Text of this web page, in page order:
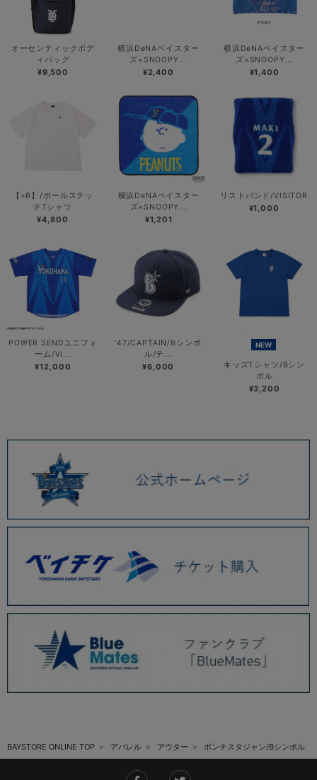
オーセンティックボデ
ィバッグ
¥9,500
横浜DeNAベイスター
ズ×SNOOPY...
¥2,400
横浜DeNAベイスター
ズ×SNOOPY...
¥1,400
【+B】/ボールステッ
チTシャツ
¥4,800
横浜DeNAベイスター
ズ×SNOOPY...
¥1,201
リストバンド/VISITOR
¥1,000
POWER SENDユニフォ
ーム/VI...
¥12,000
’47/CAPTAIN/Bシンボ
ル/テ...
¥6,000
NEW
キッズTシャツ/Bシン
ボル
¥3,200
BAYSTORE ONLINE TOP アパレル アウター ポンチスタジャン/Bシンボル